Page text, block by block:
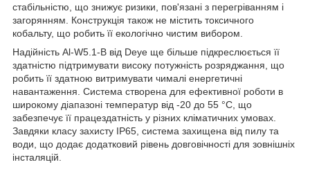
стабільністю, що знижує ризики, пов'язані з перегріванням і
загорянням. Конструкція також не містить токсичного
кобальту, що робить її екологічно чистим вибором.
Надійність Al-W5.1-B від Deye ще більше підкреслюється її
здатністю підтримувати високу потужність розряджання, що
робить її здатною витримувати чималі енергетичні
навантаження. Система створена для ефективної роботи в
широкому діапазоні температур від -20 до 55 °C, що
забезпечує її працездатність у різних кліматичних умовах.
Завдяки класу захисту IP65, система захищена від пилу та
води, що додає додатковий рівень довговічності для зовнішніх
інсталяцій.